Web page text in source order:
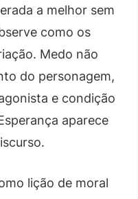
a melhor sem
como os
Medo não
do personagem,
e condição
aparece
lição de moral